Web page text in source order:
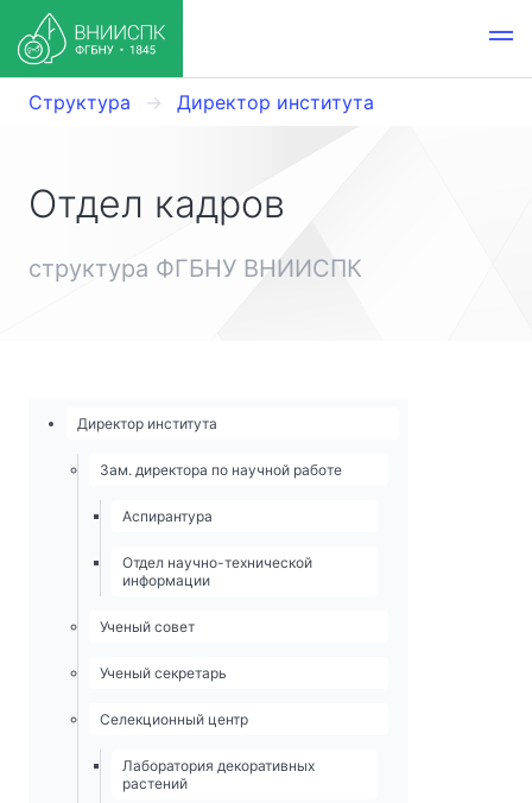
Структура Директор института
Отдел кадров
структура ФГБНУ ВНИИСПК
Директор института
Зам. директора по научной работе
Аспирантура
Отдел научно-технической
информации
Ученый совет
Ученый секретарь
Селекционный центр
Лаборатория декоративных
растений